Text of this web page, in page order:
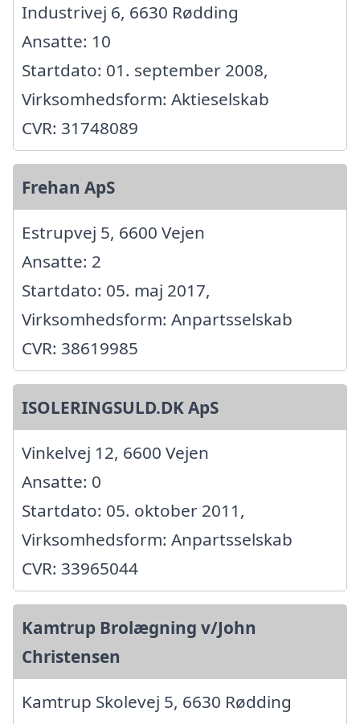
Industrivej 6, 6630 Rødding
Ansatte: 10
Startdato: 01. september 2008,
Virksomhedsform: Aktieselskab
CVR: 31748089
Frehan ApS
Estrupvej 5, 6600 Vejen
Ansatte: 2
Startdato: 05. maj 2017,
Virksomhedsform: Anpartsselskab
CVR: 38619985
ISOLERINGSULD.DK ApS
Vinkelvej 12, 6600 Vejen
Ansatte: 0
Startdato: 05. oktober 2011,
Virksomhedsform: Anpartsselskab
CVR: 33965044
Kamtrup Brolægning v/John
Christensen
Kamtrup Skolevej 5, 6630 Rødding